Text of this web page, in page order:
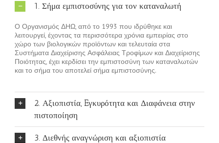
1. Σήμα εμπιστοσύνης για τον καταναλωτή
Ο Οργανισμός ΔΗΩ, από το 1993 που ιδρύθηκε και
λειτουργεί, έχοντας τα περισσότερα χρόνια εμπειρίας στο
χώρο των βιολογικών προϊόντων και τελευταία στα
Συστήματα Διαχείρισης Ασφάλειας Τροφίμων και Διαχείρισης
Ποιότητας, έχει κερδίσει την εμπιστοσύνη των καταναλωτών
και το σήμα του αποτελεί σήμα εμπιστοσύνης.
2. Αξιοπιστία, Eγκυρότητα και Διαφάνεια στην
πιστοποίηση
3. Διεθνής αναγνώριση και αξιοπιστία